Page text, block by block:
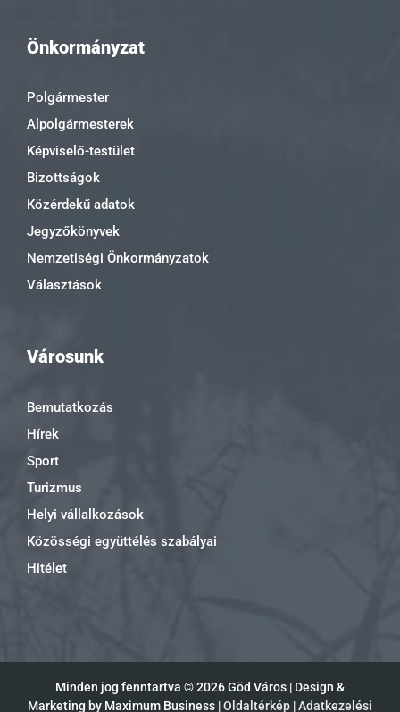
Önkormányzat
Polgármester
Alpolgármesterek
Képviselő-testület
Bizottságok
Közérdekű adatok
Jegyzőkönyvek
Nemzetiségi Önkormányzatok
Választások
Városunk
Bemutatkozás
Hírek
Sport
Turizmus
Helyi vállalkozások
Közösségi együttélés szabályai
Hitélet
Minden jog fenntartva ©2026 Göd Város | Design &
Marketing by Maximum Business |Oldaltérkép |Adatkezelési